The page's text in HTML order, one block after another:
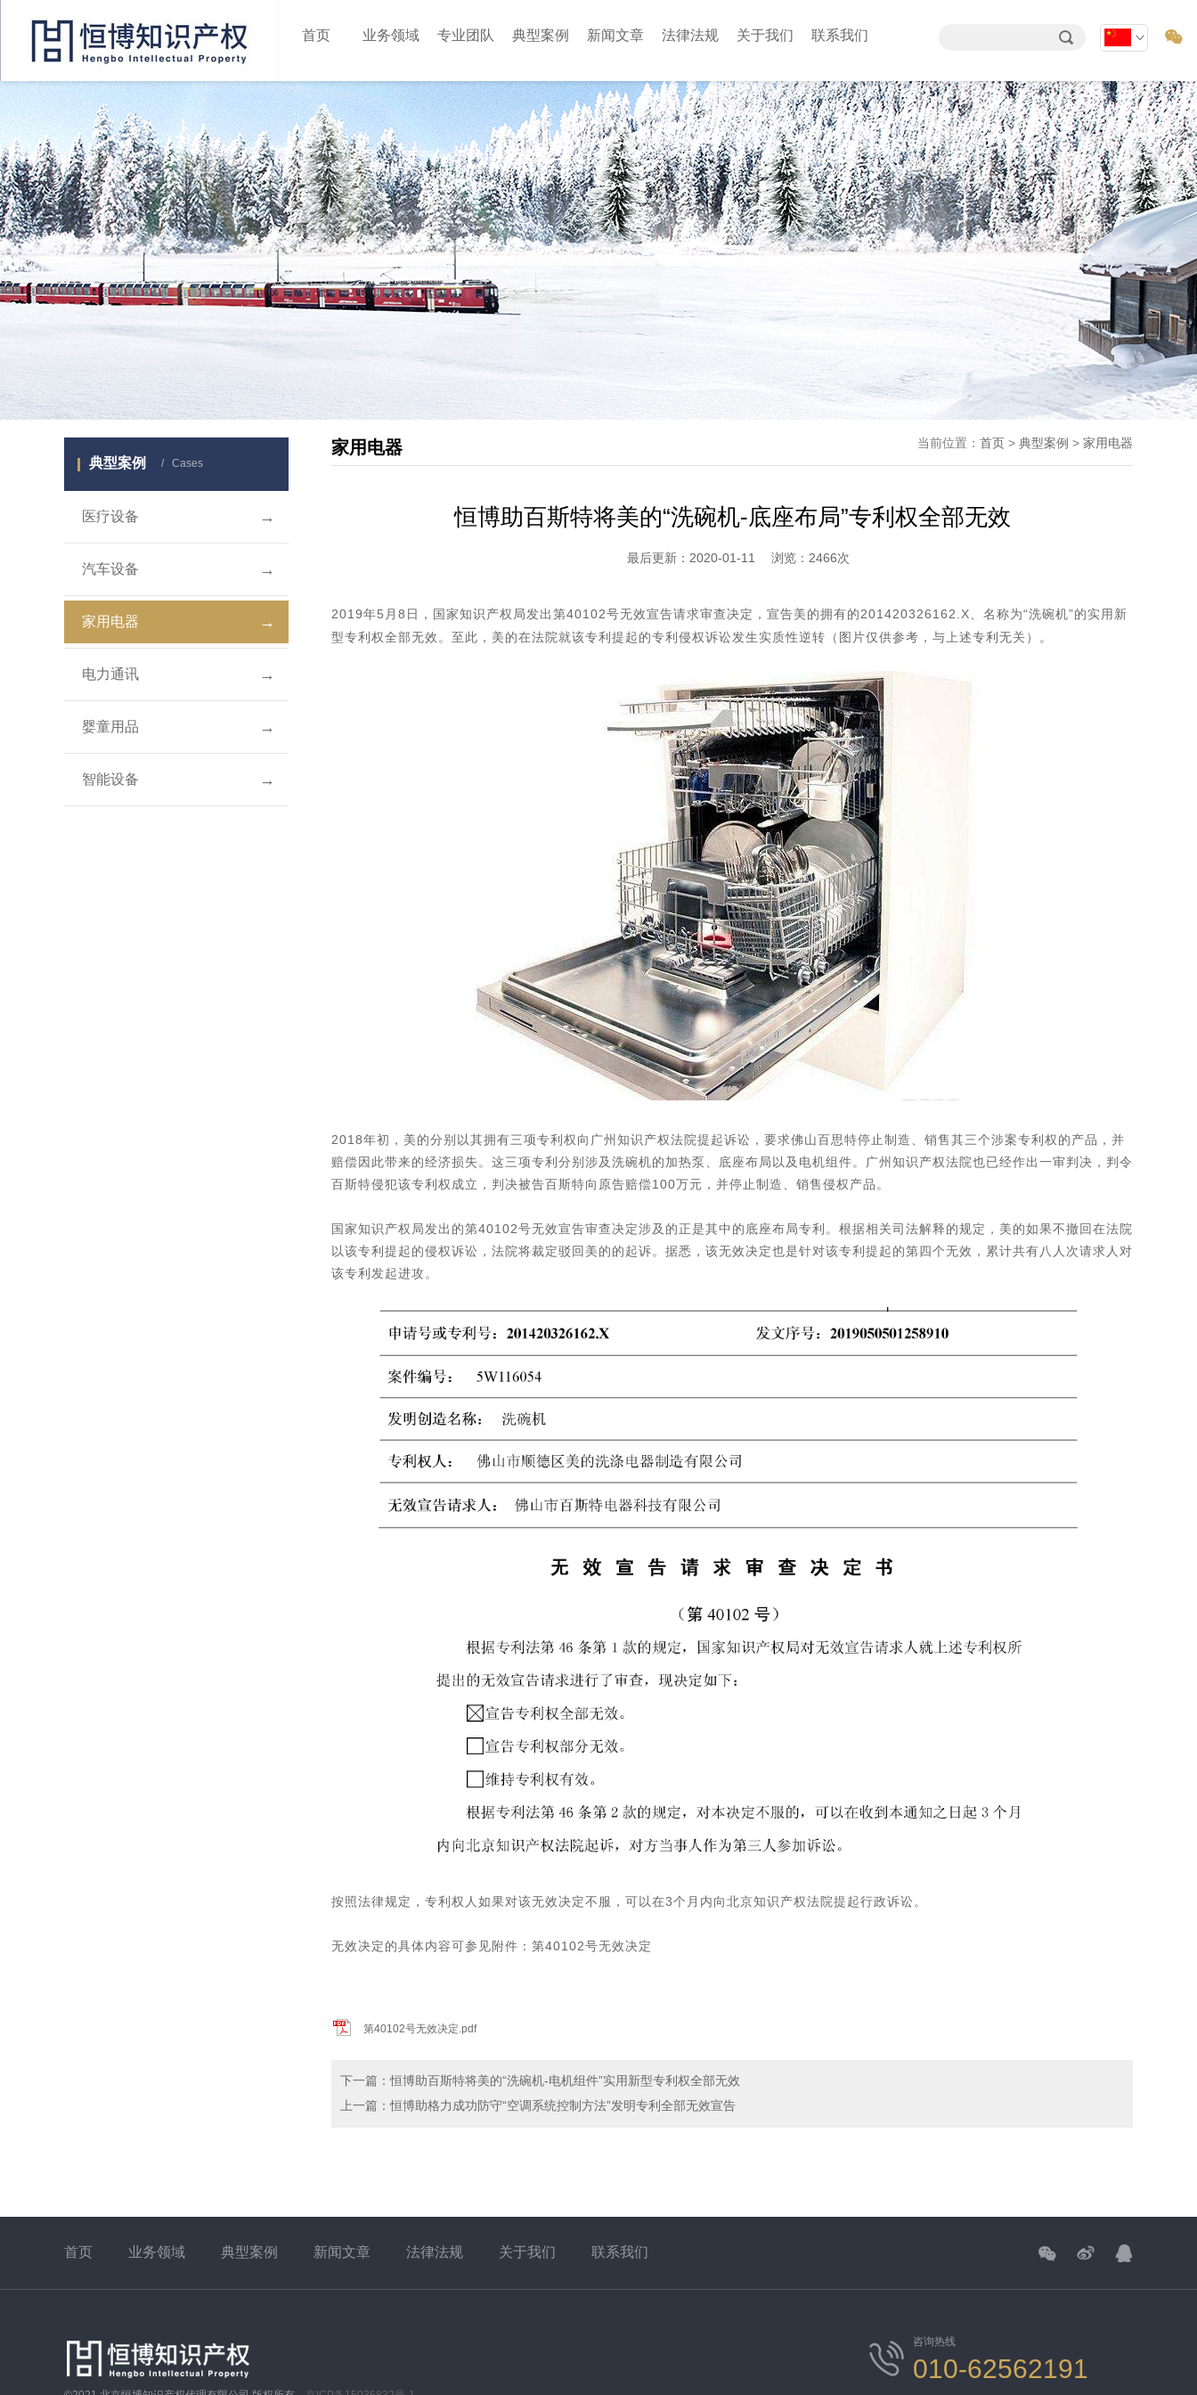

首页 业务领域 专业团队 典型案例 新闻文章 法律法规 关于我们 联系我们
典型案例 / Cases
医疗设备 →
汽车设备 →
家用电器 →
电力通讯 →
婴童用品 →
智能设备 →
家用电器 当前位置： 首页 > 典型案例 > 家用电器
恒博助百斯特将美的“洗碗机-底座布局”专利权全部无效
最后更新：2020-01-11 浏览：2466次
2019年5月8日，国家知识产权局发出第40102号无效宣告请求审查决定，宣告美的拥有的201420326162.X、名称为“洗碗机”的实用新
型专利权全部无效。至此，美的在法院就该专利提起的专利侵权诉讼发生实质性逆转（图片仅供参考，与上述专利无关）。
2018年初，美的分别以其拥有三项专利权向广州知识产权法院提起诉讼，要求佛山百思特停止制造、销售其三个涉案专利权的产品，并
赔偿因此带来的经济损失。这三项专利分别涉及洗碗机的加热泵、底座布局以及电机组件。广州知识产权法院也已经作出一审判决，判令
百斯特侵犯该专利权成立，判决被告百斯特向原告赔偿100万元，并停止制造、销售侵权产品。
国家知识产权局发出的第40102号无效宣告审查决定涉及的正是其中的底座布局专利。根据相关司法解释的规定，美的如果不撤回在法院
以该专利提起的侵权诉讼，法院将裁定驳回美的的起诉。据悉，该无效决定也是针对该专利提起的第四个无效，累计共有八人次请求人对
该专利发起进攻。
按照法律规定，专利权人如果对该无效决定不服，可以在3个月内向北京知识产权法院提起行政诉讼。
无效决定的具体内容可参见附件：第40102号无效决定
第40102号无效决定.pdf
下一篇 ：恒博助百斯特将美的“洗碗机-电机组件”实用新型专利权全部无效
上一篇 ：恒博助格力成功防守“空调系统控制方法”发明专利全部无效宣告
首页 业务领域 典型案例 新闻文章 法律法规 关于我们 联系我们   
咨询热线
010-62562191